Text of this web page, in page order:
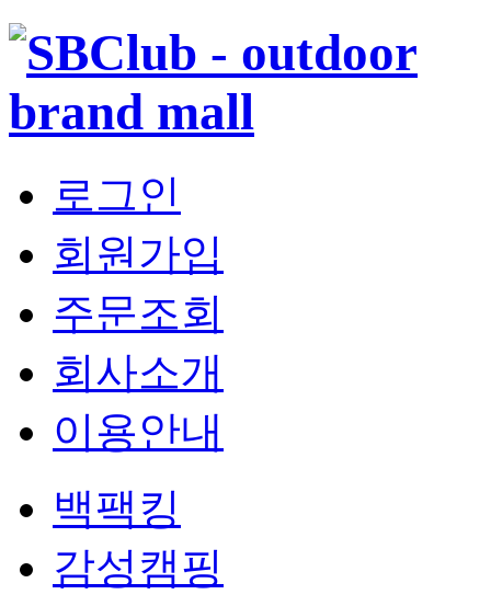
로그인
회원가입
주문조회
회사소개
이용안내
백팩킹
감성캠핑